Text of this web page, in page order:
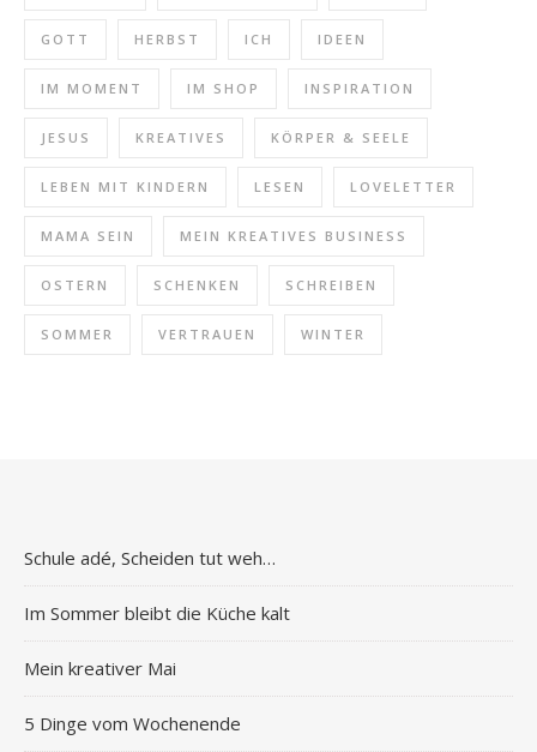
GOTT HERBST ICH IDEEN
IM MOMENT IM SHOP INSPIRATION
JESUS KREATIVES KÖRPER & SEELE
LEBEN MIT KINDERN LESEN LOVELETTER
MAMA SEIN MEIN KREATIVES BUSINESS
OSTERN SCHENKEN SCHREIBEN
SOMMER VERTRAUEN WINTER
Schule adé, Scheiden tut weh…
Im Sommer bleibt die Küche kalt
Mein kreativer Mai
5 Dinge vom Wochenende